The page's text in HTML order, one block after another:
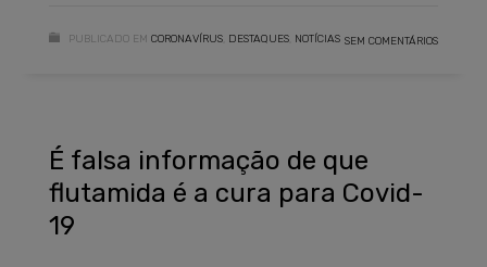
PUBLICADO EM CORONAVÍRUS DESTAQUES NOTÍCIAS SEM COMENTÁRIOS
É falsa informação de que
flutamida é a cura para Covid-
19